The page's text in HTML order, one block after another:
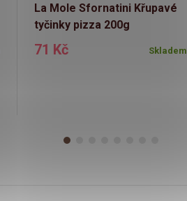
La Mole Sfornatini Křupavé
tyčinky pizza 200g
71 Kč Skladem